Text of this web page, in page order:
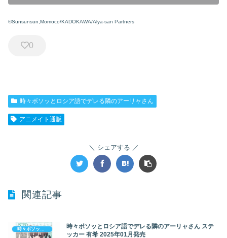
©Sunsunsun,Momoco/KADOKAWA/Alya-san Partners
0
時々ボソッとロシア語でデレる隣のアーリャさん
アニメイト通販
シェアする
関連記事
時々ボソッとロシア語でデレる隣のアーリャさん ステ
ッカー 有希 2025年01月発売